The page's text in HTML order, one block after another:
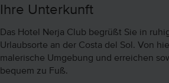
Ihre Unterkunft
Das Hotel Nerja Club begrüßt Sie in
Urlaubsorte an der Costa del Sol. Von
malerische Umgebung und erreichen
bequem zu Fuß.